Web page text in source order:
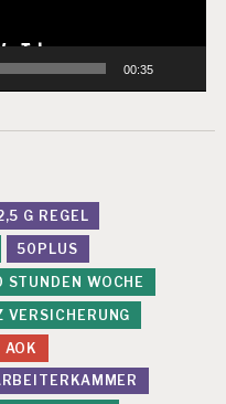
00:35
G REGEL
50PLUS
STUNDEN WOCHE
VERSICHERUNG
AOK